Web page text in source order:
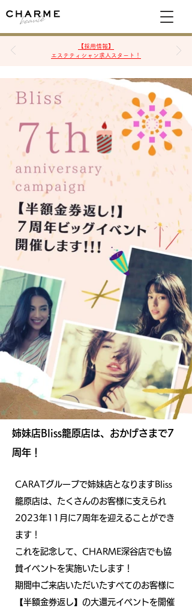
【採用情報】
エステティシャン求人スタート！
姉妹店Bliss籠原店は、おかげさまで7
周年！
CARATグループで姉妹店となりますBliss
籠原店は、たくさんのお客様に支えられ
2023年11月に7周年を迎えることができ
ます！
これを記念して、CHARME深谷店でも協
賛イベントを実施いたします！
期間中ご来店いただいたすべてのお客様に
【半額金券返し】の大還元イベントを開催